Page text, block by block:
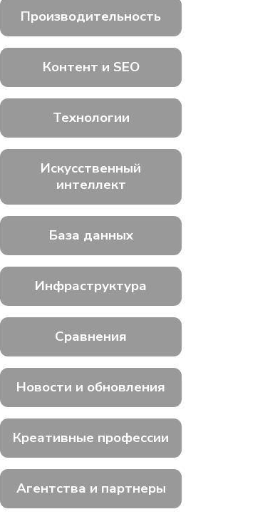
Производительность
Контент и SEO
Технологии
Искусственный
интеллект
База данных
Инфраструктура
Сравнения
Новости и обновления
Креативные профессии
Агентства и партнеры